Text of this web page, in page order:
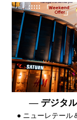
— デジタ
● ニューレテール